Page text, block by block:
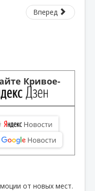
Вперед
Кривое-
от новых мест.